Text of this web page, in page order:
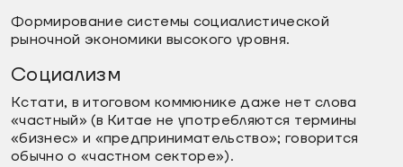
Формирование системы социалистической
рыночной экономики высокого уровня.
Социализм
Кстати, в итоговом коммюнике даже нет слова
«частный» (в Китае не употребляются термины
«бизнес» и «предпринимательство»; говорится
обычно о «частном секторе»).